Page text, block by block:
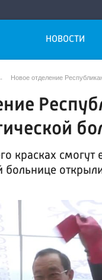
НОВОСТИ
Новое отделение
красках
больнице